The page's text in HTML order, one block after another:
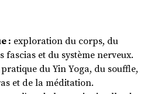
: exploration du corps, du
fascias et du système nerveux.
pratique du Yin Yoga, du souffle,
et de la méditation.